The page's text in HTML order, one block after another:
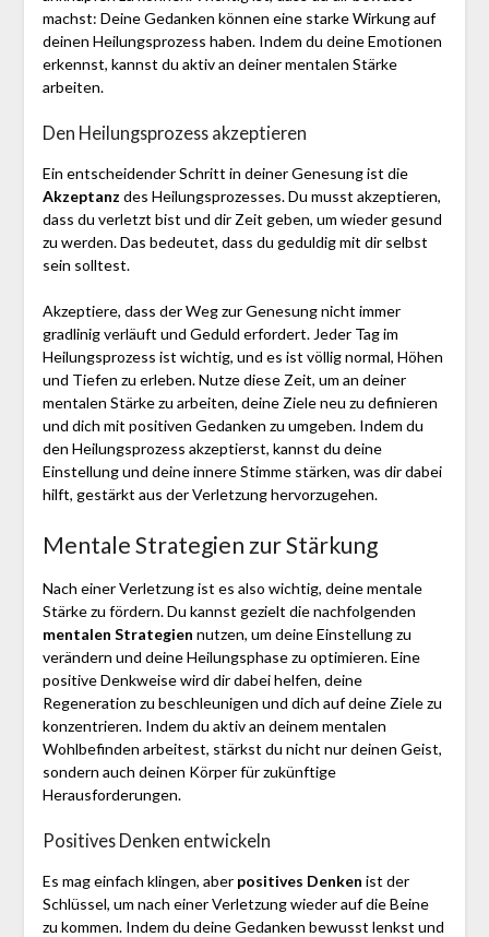
machst: Deine Gedanken können eine starke Wirkung auf
deinen Heilungsprozess haben. Indem du deine Emotionen
erkennst, kannst du aktiv an deiner mentalen Stärke
arbeiten.
Den Heilungsprozess akzeptieren
Ein entscheidender Schritt in deiner Genesung ist die
Akzeptanz des Heilungsprozesses. Du musst akzeptieren,
dass du verletzt bist und dir Zeit geben, um wieder gesund
zu werden. Das bedeutet, dass du geduldig mit dir selbst
sein solltest.
Akzeptiere, dass der Weg zur Genesung nicht immer
gradlinig verläuft und Geduld erfordert. Jeder Tag im
Heilungsprozess ist wichtig, und es ist völlig normal, Höhen
und Tiefen zu erleben. Nutze diese Zeit, um an deiner
mentalen Stärke zu arbeiten, deine Ziele neu zu definieren
und dich mit positiven Gedanken zu umgeben. Indem du
den Heilungsprozess akzeptierst, kannst du deine
Einstellung und deine innere Stimme stärken, was dir dabei
hilft, gestärkt aus der Verletzung hervorzugehen.
Mentale Strategien zur Stärkung
Nach einer Verletzung ist es also wichtig, deine mentale
Stärke zu fördern. Du kannst gezielt die nachfolgenden
mentalen Strategien nutzen, um deine Einstellung zu
verändern und deine Heilungsphase zu optimieren. Eine
positive Denkweise wird dir dabei helfen, deine
Regeneration zu beschleunigen und dich auf deine Ziele zu
konzentrieren. Indem du aktiv an deinem mentalen
Wohlbefinden arbeitest, stärkst du nicht nur deinen Geist,
sondern auch deinen Körper für zukünftige
Herausforderungen.
Positives Denken entwickeln
Es mag einfach klingen, aber positives Denken ist der
Schlüssel, um nach einer Verletzung wieder auf die Beine
zu kommen. Indem du deine Gedanken bewusst lenkst und